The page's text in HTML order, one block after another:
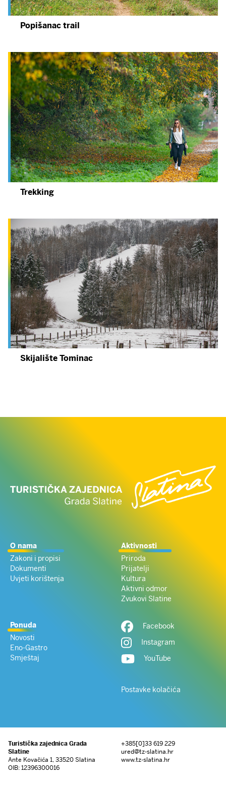
Popišanac trail
Trekking
Skijalište Tominac
O nama
Zakoni i propisi
Dokumenti
Uvjeti korištenja
Aktivnosti
Priroda
Prijatelji
Kultura
Aktivni odmor
Zvukovi Slatine
Ponuda
Novosti
Eno-Gastro
Smještaj
Facebook
Instagram
YouTube
Postavke kolačića
Turistička zajednica Grada
Slatine
Ante Kovačića 1, 33520 Slatina
OIB: 12396300016
+385[0]33 619 229
ured@tz-slatina.hr
www.tz-slatina.hr